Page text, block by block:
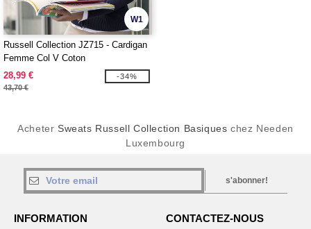
W1
Russell Collection JZ715 - Cardigan
Femme Col V Coton
28,99 €
43,70 €
-34%
Acheter Sweats Russell Collection Basiques chez Needen
Luxembourg
s'abonner!
INFORMATION CONTACTEZ-NOUS